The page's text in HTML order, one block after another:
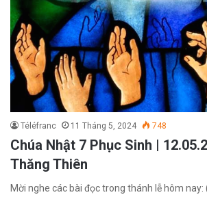
Téléfranc 11 Tháng 5, 2024 748
Chúa Nhật 7 Phục Sinh |
Thăng Thiên
Mời nghe các bài đọc trong thánh lễ hôm